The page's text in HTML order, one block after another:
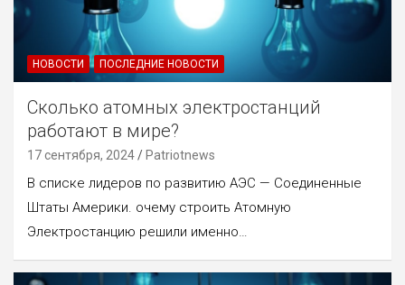
НОВОСТИ ПОСЛЕДНИЕ НОВОСТИ
Сколько атомных электростанций
работают в мире?
17 сентября, 2024 Patriotnews
В списке лидеров по развитию АЭС — Соединенные
Штаты Америки. очему строить Атомную
Электростанцию решили именно…